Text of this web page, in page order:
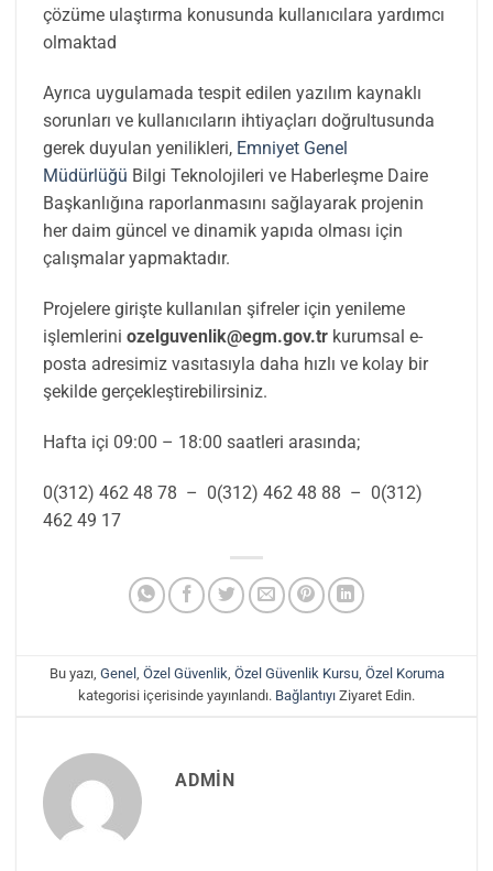
çözüme ulaştırma konusunda kullanıcılara yardımcı
olmaktad
Ayrıca uygulamada tespit edilen yazılım kaynaklı
sorunları ve kullanıcıların ihtiyaçları doğrultusunda
gerek duyulan yenilikleri, Emniyet Genel
Müdürlüğü Bilgi Teknolojileri ve Haberleşme Daire
Başkanlığına raporlanmasını sağlayarak projenin
her daim güncel ve dinamik yapıda olması için
çalışmalar yapmaktadır.
Projelere girişte kullanılan şifreler için yenileme
işlemlerini ozelguvenlik@egm.gov.tr kurumsal e-
posta adresimiz vasıtasıyla daha hızlı ve kolay bir
şekilde gerçekleştirebilirsiniz.
Hafta içi 09:00 – 18:00 saatleri arasında;
0(312) 462 48 78 – 0(312) 462 48 88 – 0(312)
462 49 17
Bu yazı, Genel Özel Güvenlik Özel Güvenlik Kursu, Özel Koruma
kategorisi içerisinde yayınlandı. Bağlantıyı Ziyaret Edin.
ADMIN